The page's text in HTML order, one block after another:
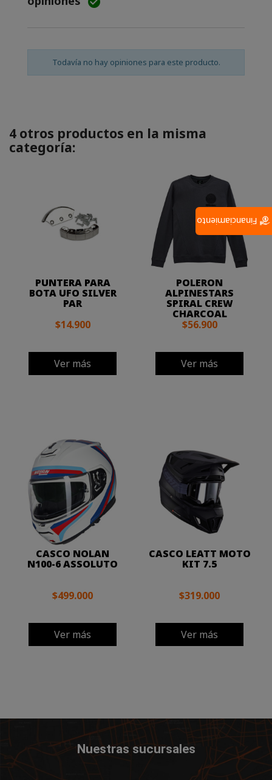
Todavía no hay opiniones para este producto.
4 otros productos en la misma
categoría:
PUNTERA PARA
BOTA UFO SILVER
PAR
$14.900
Ver más
POLERON
ALPINESTARS
SPIRAL CREW
CHARCOAL
$56.900
Ver más
CASCO NOLAN
N100-6 ASSOLUTO
$499.000
Ver más
CASCO LEATT MOTO
KIT 7.5
$319.000
Ver más
Nuestras sucursales
Financiamiento